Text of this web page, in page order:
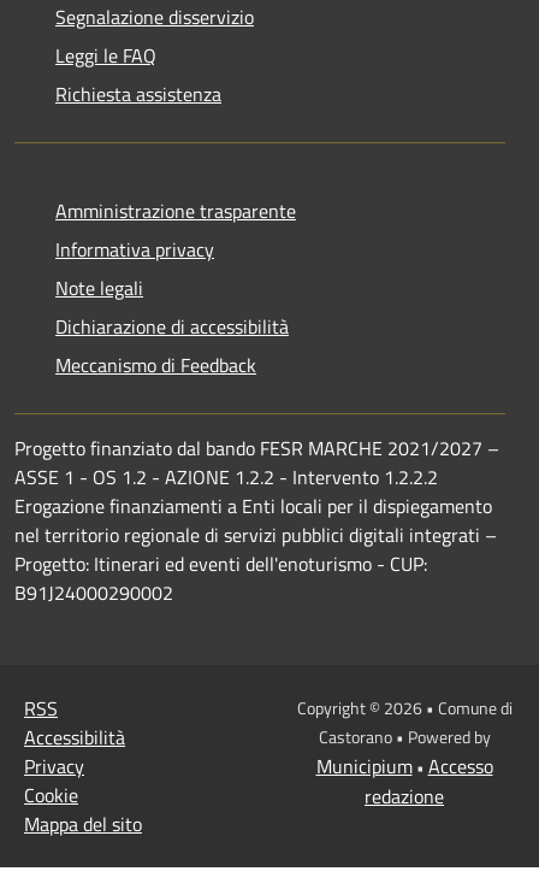
Segnalazione disservizio
Leggi le FAQ
Richiesta assistenza
Amministrazione trasparente
Informativa privacy
Note legali
Dichiarazione di accessibilità
Meccanismo di Feedback
Progetto finanziato dal bando FESR MARCHE 2021/2027 –
ASSE 1 - OS 1.2 - AZIONE 1.2.2 - Intervento 1.2.2.2
Erogazione finanziamenti a Enti locali per il dispiegamento
nel territorio regionale di servizi pubblici digitali integrati –
Progetto: Itinerari ed eventi dell'enoturismo - CUP:
B91J24000290002
RSS
Accessibilità
Privacy
Cookie
Mappa del sito
Copyright © 2026 • Comune di
Castorano • Powered by
Municipium• Accesso
redazione